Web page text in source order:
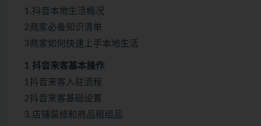
1.抖音本地生活概况
2商家必备知识清单
3商家如何快速上手本地生活
1 抖音来客基本操作
1抖音来客入驻流程
2抖音来客基础设置
3.店铺装修和商品租组品